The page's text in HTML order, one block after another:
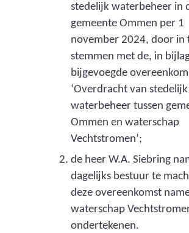
stedelijk waterbeheer in
gemeente Ommen per 1
november 2024, door in
stemmen met de, in
bijgevoegde
‘Overdracht van stedelijk
waterbeheer tussen
Ommen en waterschap
Vechtstromen’;
de heer W.A. Siebring
dagelijks bestuur te
deze overeenkomst
waterschap
ondertekenen.